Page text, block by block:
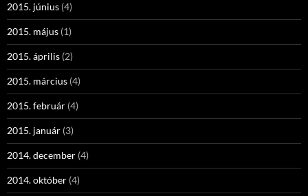
2015. június (4)
2015. május (1)
2015. április (2)
2015. március (4)
2015. február (4)
2015. január (3)
2014. december (4)
2014. október (4)